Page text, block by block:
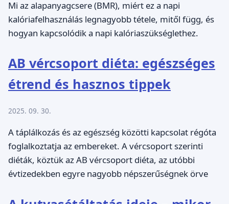
Mi az alapanyagcsere (BMR), miért ez a napi
kalóriafelhasználás legnagyobb tétele, mitől függ, és
hogyan kapcsolódik a napi kalóriaszükséglethez.
AB vércsoport diéta: egészséges
étrend és hasznos tippek
2025. 09. 30.
A táplálkozás és az egészség közötti kapcsolat régóta
foglalkoztatja az embereket. A vércsoport szerinti
diéták, köztük az AB vércsoport diéta, az utóbbi
évtizedekben egyre nagyobb népszerűségnek örve